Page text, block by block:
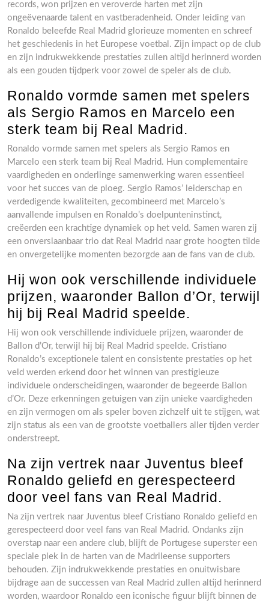
records, won prijzen en veroverde harten met zijn
ongeëvenaarde talent en vastberadenheid. Onder leiding van
Ronaldo beleefde Real Madrid glorieuze momenten en schreef
het geschiedenis in het Europese voetbal. Zijn impact op de club
en zijn indrukwekkende prestaties zullen altijd herinnerd worden
als een gouden tijdperk voor zowel de speler als de club.
Ronaldo vormde samen met spelers
als Sergio Ramos en Marcelo een
sterk team bij Real Madrid.
Ronaldo vormde samen met spelers als Sergio Ramos en
Marcelo een sterk team bij Real Madrid. Hun complementaire
vaardigheden en onderlinge samenwerking waren essentieel
voor het succes van de ploeg. Sergio Ramos’ leiderschap en
verdedigende kwaliteiten, gecombineerd met Marcelo’s
aanvallende impulsen en Ronaldo’s doelpunteninstinct,
creëerden een krachtige dynamiek op het veld. Samen waren zij
een onverslaanbaar trio dat Real Madrid naar grote hoogten tilde
en onvergetelijke momenten bezorgde aan de fans van de club.
Hij won ook verschillende individuele
prijzen, waaronder Ballon d’Or, terwijl
hij bij Real Madrid speelde.
Hij won ook verschillende individuele prijzen, waaronder de
Ballon d’Or, terwijl hij bij Real Madrid speelde. Cristiano
Ronaldo’s exceptionele talent en consistente prestaties op het
veld werden erkend door het winnen van prestigieuze
individuele onderscheidingen, waaronder de begeerde Ballon
d’Or. Deze erkenningen getuigen van zijn unieke vaardigheden
en zijn vermogen om als speler boven zichzelf uit te stijgen, wat
zijn status als een van de grootste voetballers aller tijden verder
onderstreept.
Na zijn vertrek naar Juventus bleef
Ronaldo geliefd en gerespecteerd
door veel fans van Real Madrid.
Na zijn vertrek naar Juventus bleef Cristiano Ronaldo geliefd en
gerespecteerd door veel fans van Real Madrid. Ondanks zijn
overstap naar een andere club, blijft de Portugese superster een
speciale plek in de harten van de Madrileense supporters
behouden. Zijn indrukwekkende prestaties en onuitwisbare
bijdrage aan de successen van Real Madrid zullen altijd herinnerd
worden, waardoor Ronaldo een iconische figuur blijft binnen de